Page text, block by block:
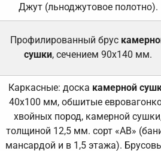
Джут (льноджутовое полотно).
Профилированный брус
сушки, сечением 90х140 мм.
Каркасные: доска камерной
40х100 мм, обшитые
хвойных пород, камерной
толщиной 12,5 мм. сорт «АВ»
мансардой и в 1,5 этажа).